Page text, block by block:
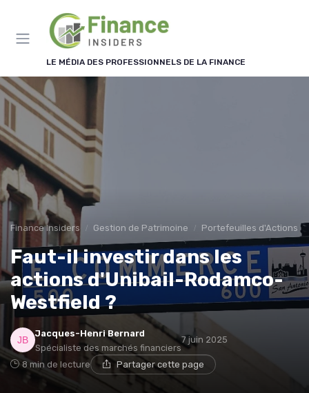
LE MÉDIA DES PROFESSIONNELS DE LA FINANCE
Finance Insiders Gestion de Patrimoine Portefeuilles d'Actions
Faut-il investir dans les
actions d'Unibail-Rodamco-
Westfield ?
Jacques-Henri Bernard
Spécialiste des marchés financiers
7 juin 2025
8 min de lecture Partager cette page